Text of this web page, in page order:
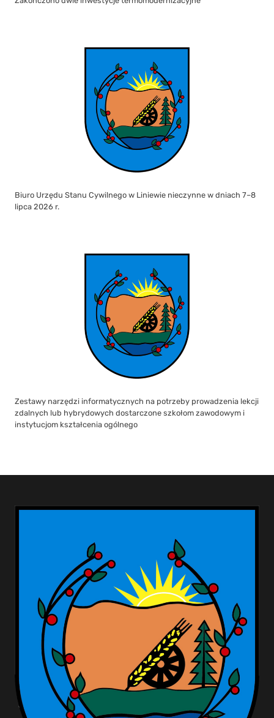
Biuro Urzędu Stanu Cywilnego w Liniewie nieczynne w dniach 7–8
lipca 2026 r.
Zestawy narzędzi informatycznych na potrzeby prowadzenia lekcji
zdalnych lub hybrydowych dostarczone szkołom zawodowym i
instytucjom kształcenia ogólnego